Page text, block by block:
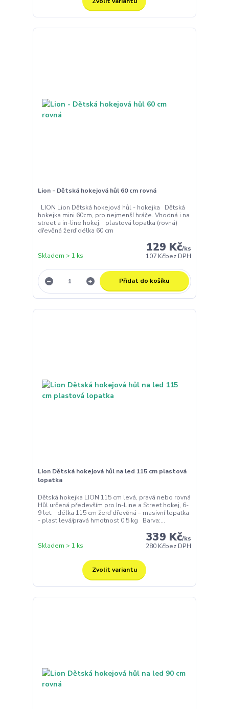
Lion - Dětská hokejová hůl 60 cm rovná
LION Lion Dětská hokejová hůl - hokejka Dětská
hokejka mini 60cm, pro nejmenší hráče. Vhodná i na
street a in-line hokej. plastová lopatka (rovná)
dřevěná žerď délka 60 cm
129 Kč/ks
107 Kčbez DPH
Skladem > 1 ks
Přidat do košíku
Lion Dětská hokejová hůl na led 115 cm plastová
lopatka
Dětská hokejka LION 115 cm levá, pravá nebo rovná
Hůl určená především pro In-Line a Street hokej, 6-
9 let. délka 115 cm žerď dřevěná – masivní lopatka
- plast levá/pravá hmotnost 0,5 kg Barva:...
339 Kč/ks
280 Kčbez DPH
Skladem > 1 ks
Zvolit variantu